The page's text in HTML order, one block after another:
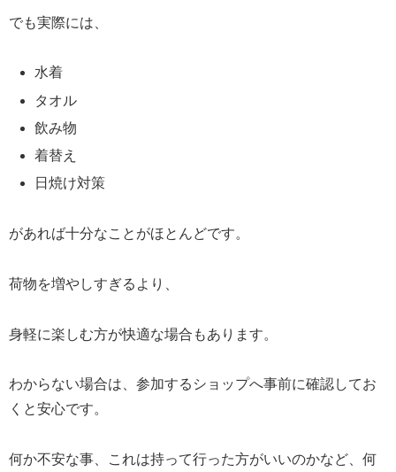
でも実際には、
水着
タオル
飲み物
着替え
日焼け対策
があれば十分なことがほとんどです。
荷物を増やしすぎるより、
身軽に楽しむ方が快適な場合もあります。
わからない場合は、参加するショップへ事前に確認してお
くと安心です。
何か不安な事、これは持って行った方がいいのかなど、何